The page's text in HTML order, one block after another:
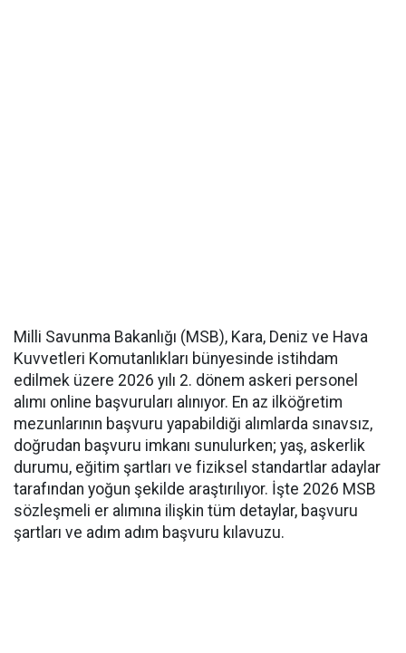
Milli Savunma Bakanlığı (MSB), Kara, Deniz ve Hava
Kuvvetleri Komutanlıkları bünyesinde istihdam
edilmek üzere 2026 yılı 2. dönem askeri personel
alımı online başvuruları alınıyor. En az ilköğretim
mezunlarının başvuru yapabildiği alımlarda sınavsız,
doğrudan başvuru imkanı sunulurken; yaş, askerlik
durumu, eğitim şartları ve fiziksel standartlar adaylar
tarafından yoğun şekilde araştırılıyor. İşte 2026 MSB
sözleşmeli er alımına ilişkin tüm detaylar, başvuru
şartları ve adım adım başvuru kılavuzu.